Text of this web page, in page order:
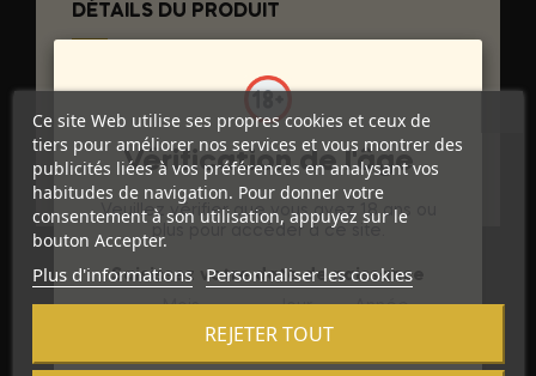
DÉTAILS DU PRODUIT
Référence
Références spécifiques
Ce site Web utilise ses propres cookies et ceux de
tiers pour améliorer nos services et vous montrer des
publicités liées à vos préférences en analysant vos
habitudes de navigation. Pour donner votre
consentement à son utilisation, appuyez sur le
bouton Accepter.
Plus d'informations Personnaliser les cookies
REJETER TOUT
Vérification de l'âge
Veuillez vérifier que vous avez 18 ans ou
plus pour accéder à ce site.
Saisissez votre date de naissance
Mois
Jour Année